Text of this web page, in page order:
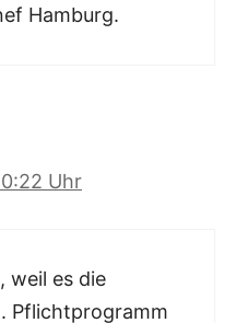
Hamburg.
Uhr
weil es die
Pflichtprogramm